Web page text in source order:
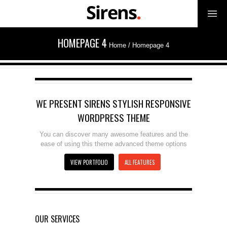
HOMEPAGE 4 Home / Homepage 4
WE PRESENT SIRENS STYLISH RESPONSIVE
WORDPRESS THEME
You can discover many awesome features and the
ease of using this theme advanced theme options
VIEW PORTFOLIO ALL FEATURES
OUR SERVICES